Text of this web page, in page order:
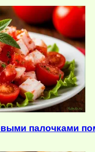
палочками